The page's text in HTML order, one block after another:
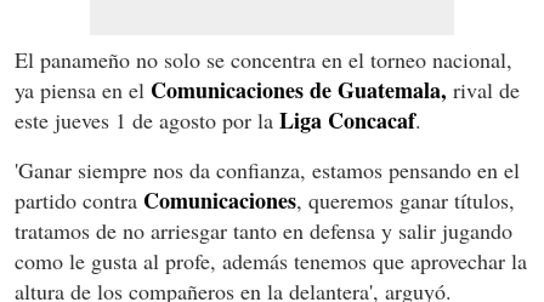
El panameño no solo se concentra en el torneo nacional,
ya piensa en el Comunicaciones de Guatemala, rival de
este jueves 1 de agosto por la Liga Concacaf.
'Ganar siempre nos da confianza, estamos pensando en el
partido contra Comunicaciones, queremos ganar títulos,
tratamos de no arriesgar tanto en defensa y salir jugando
como le gusta al profe, además tenemos que aprovechar la
altura de los compañeros en la delantera', arguyó.